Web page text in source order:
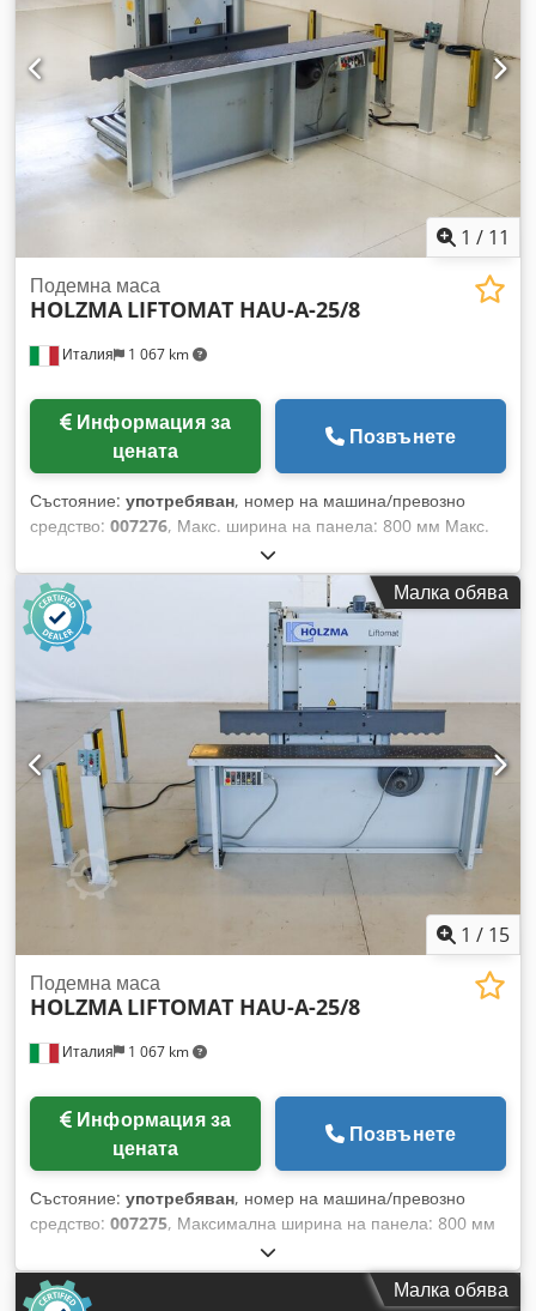
1 / 11
Италия 1 067 km
Подемна маса
HOLZMA LIFTOMAT HAU-A-25/8
Информация за
цената
Позвънете
Състояние: употребяван, номер на машина/превозно
средство: 007276, Макс. ширина на панела: 800 мм Макс.
дължина на панела: 2500 мм Макс. височина на стека с
панели над пода: 1650 мм Вместимост на повдигане: 4500
кг Dsdpet H Tx Djfx Aa Tskr
Малка обява
1 / 15
Италия 1 067 km
Подемна маса
HOLZMA LIFTOMAT HAU-A-25/8
Информация за
цената
Позвънете
Състояние: употребяван, номер на машина/превозно
средство: 007275, Максимална ширина на панела: 800 мм
Максимална дължина на панела: 2500 мм Максимална
височина на стека с панели над пода: 1650 мм Djdpfxot H
Tvvs Aa Tskr Подемна способност: 4500 кг
Малка обява